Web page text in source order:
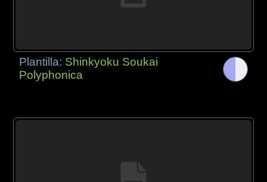
Plantilla: Shinkyoku Soukai
Polyphonica